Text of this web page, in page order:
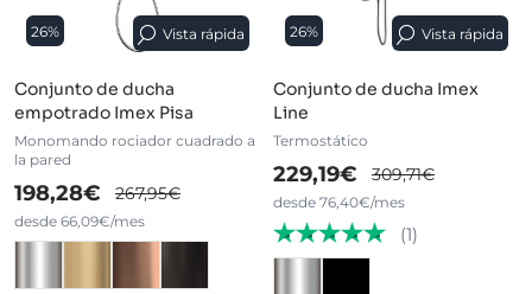
26% Vista rápida
Conjunto de ducha
empotrado Imex Pisa
Monomando rociador cuadrado a
la pared
198,28€ 267,95€
desde 66,09€/mes
26% Vista rápida
Conjunto de ducha Imex
Line
Termostático
229,19€ 309,71€
desde 76,40€/mes
(1)